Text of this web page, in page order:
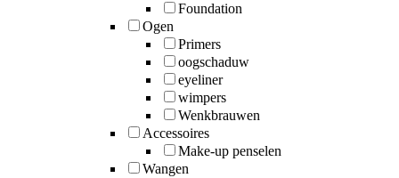
Foundation
Ogen
Primers
oogschaduw
eyeliner
wimpers
Wenkbrauwen
Accessoires
Make-up penselen
Wangen